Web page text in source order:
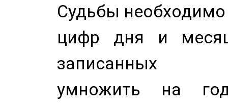
Судьбы
цифр дня и
записанных
умножить на